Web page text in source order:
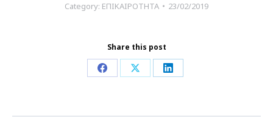
Category: ΕΠΙΚΑΙΡΟΤΗΤΑ 23/02/2019
Share this post
Share
Facebook
Share
X
Share
LinkedIn